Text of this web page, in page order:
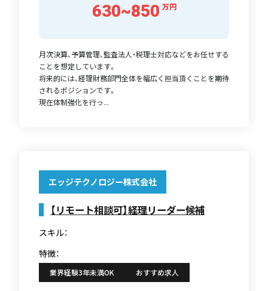
630~850 万円
月次決算、予算管理、監査法人・税理士対応などをお任せする
ことを想定しています。
将来的には、経理財務部門全体を幅広く担当頂くことを期待
されるポジションです。
現在体制強化を行っ...
エッジテクノロジー株式会社
【リモート相談可】経理リーダー候補
スキル：
特徴：
業界経験3年未満OK おすすめ求人